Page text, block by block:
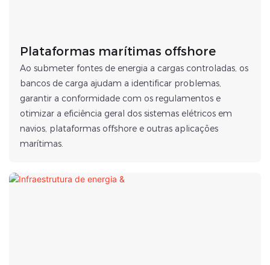
Plataformas marítimas offshore
Ao submeter fontes de energia a cargas controladas, os
bancos de carga ajudam a identificar problemas,
garantir a conformidade com os regulamentos e
otimizar a eficiência geral dos sistemas elétricos em
navios, plataformas offshore e outras aplicações
marítimas.